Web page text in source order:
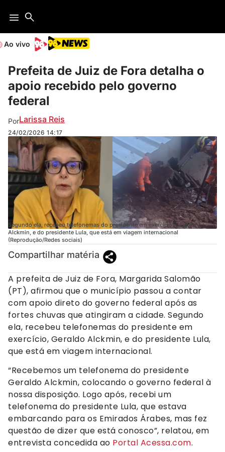
Ao vivo
Prefeita de Juiz de Fora detalha o
apoio recebido pelo governo
federal
PorLarissa Reis
24/02/2026 14:17
Segundo ela, recebeu telefonemas do presidente em exercício, Geraldo
Alckmin, e do presidente Lula, que está em viagem internacional
(Reprodução/Redes sociais)
Compartilhar matéria
A prefeita de Juiz de Fora, Margarida Salomão
(PT), afirmou que o município passou a contar
com apoio direto do governo federal após as
fortes chuvas que atingiram a cidade. Segundo
ela, recebeu telefonemas do presidente em
exercício, Geraldo Alckmin, e do presidente Lula,
que está em viagem internacional.
“Recebemos um telefonema do presidente
Geraldo Alckmin, colocando o governo federal à
nossa disposição. Logo após, recebi um
telefonema do presidente Lula, que estava
embarcando para os Emirados Árabes, mas fez
questão de dizer que está conosco”, relatou, em
entrevista concedida ao Portal Acessa.com.